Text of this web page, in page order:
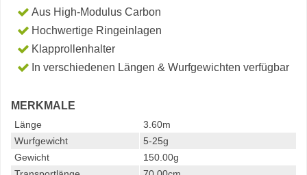
Aus High-Modulus Carbon
Hochwertige Ringeinlagen
Klapprollenhalter
In verschiedenen Längen & Wurfgewichten verfügbar
MERKMALE
Länge
3.60m
Wurfgewicht
5-25g
Gewicht
150.00g